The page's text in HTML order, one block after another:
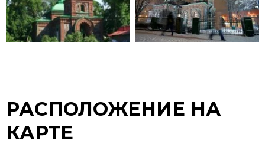
РАСПОЛОЖЕНИЕ НА
КАРТЕ